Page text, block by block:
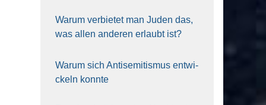
War­um ver­bie­tet man Juden das,
was allen ande­ren erlaubt ist?
War­um sich Anti­se­mi­tis­mus ent­wi­
ckeln konn­te